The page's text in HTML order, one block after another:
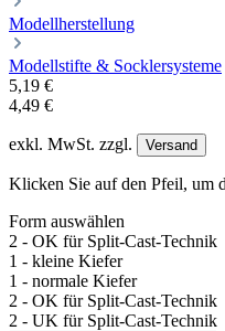
Modellherstellung
Modellstifte & Socklersysteme
5,19 €
4,49 €
exkl. MwSt. zzgl. Versand
Klicken Sie auf den Pfeil, um
Form auswählen
2 - OK für Split-Cast-Technik
1 - kleine Kiefer
1 - normale Kiefer
2 - OK für Split-Cast-Technik
2 - UK für Split-Cast-Technik